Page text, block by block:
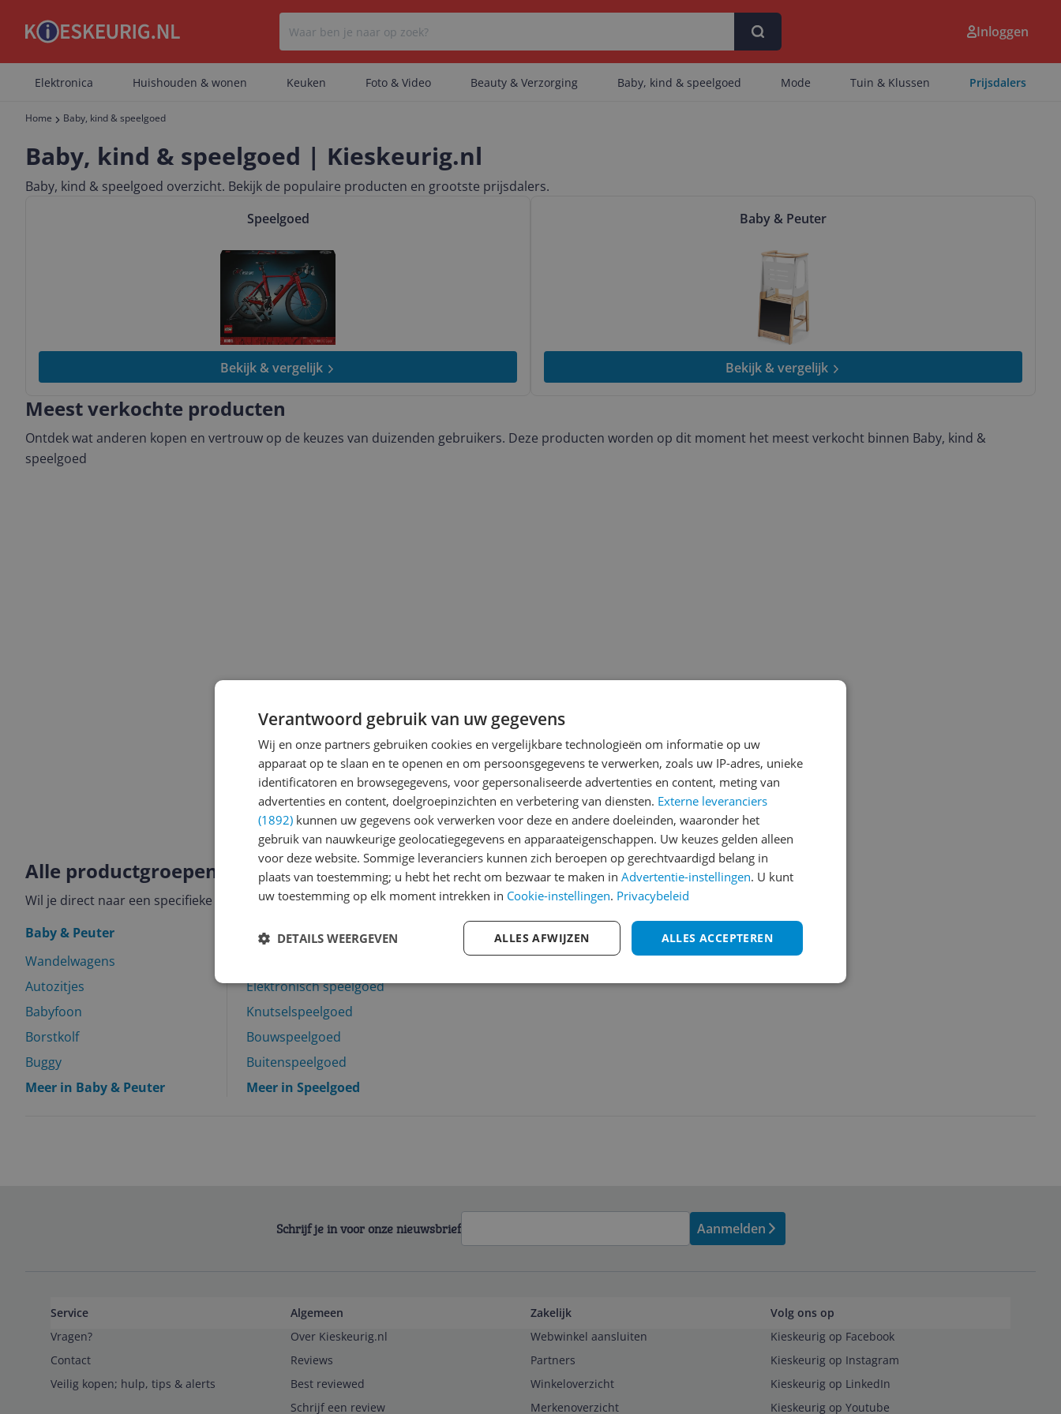
Er zijn geen categorieën gevonden.
Inloggen
Elektronica Huishouden & wonen Keuken Foto & Video Beauty & Verzorging Baby, kind & speelgoed Mode Tuin & Klussen Prijsdalers
Home Baby, kind & speelgoed
Baby, kind & speelgoed | Kieskeurig.nl
Baby, kind & speelgoed overzicht. Bekijk de populaire producten en grootste prijsdalers.
Speelgoed
Bekijk & vergelijk
Baby & Peuter
Bekijk & vergelijk
Meest verkochte producten
Ontdek wat anderen kopen en vertrouw op de keuzes van duizenden gebruikers. Deze producten worden op dit moment het meest verkocht binnen Baby, kind &
speelgoed
Alle productgroepen binnen Baby, kind & speelgoed
Wil je direct naar een specifieke categorie? Hieronder vind je alle productgroepen die onder Baby, kind & speelgoed te vinden zijn.
Baby & Peuter
Wandelwagens
Autozitjes
Babyfoon
Borstkolf
Buggy
Meer in Baby & Peuter
Speelgoed
Elektronisch speelgoed
Knutselspeelgoed
Bouwspeelgoed
Buitenspeelgoed
Meer in Speelgoed
Schrijf je in voor onze nieuwsbrief Aanmelden
Service
Vragen?
Contact
Veilig kopen; hulp, tips & alerts
Algemeen
Over Kieskeurig.nl
Reviews
Best reviewed
Schrijf een review
Zakelijk
Webwinkel aansluiten
Partners
Winkeloverzicht
Merkenoverzicht
Volg ons op
Kieskeurig op Facebook
Kieskeurig op Instagram
Kieskeurig op LinkedIn
Kieskeurig op Youtube
Verantwoord gebruik van uw gegevens
Wij en onze partners gebruiken cookies en vergelijkbare technologieën om informatie op uw
apparaat op te slaan en te openen en om persoonsgegevens te verwerken, zoals uw IP-adres, unieke
identificatoren en browsegegevens, voor gepersonaliseerde advertenties en content, meting van
advertenties en content, doelgroepinzichten en verbetering van diensten. Externe leveranciers
(1892) kunnen uw gegevens ook verwerken voor deze en andere doeleinden, waaronder het
gebruik van nauwkeurige geolocatiegegevens en apparaateigenschappen. Uw keuzes gelden alleen
voor deze website. Sommige leveranciers kunnen zich beroepen op gerechtvaardigd belang in
plaats van toestemming; u hebt het recht om bezwaar te maken in Advertentie-instellingen. U kunt
uw toestemming op elk moment intrekken in Cookie-instellingen. Privacybeleid
ALLES ACCEPTEREN
ALLES AFWIJZEN
DETAILS WEERGEVEN